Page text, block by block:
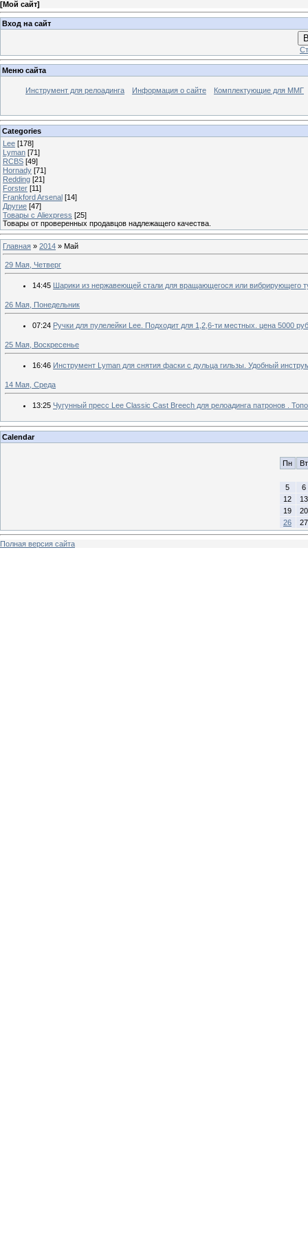
[Мой сайт]
Вход на сайт
Меню сайта
Инструмент для релоадинга Информация о сайте Комплектующие для ММГ
Categories
Lee [178]
Lyman [71]
RCBS [49]
Hornady [71]
Redding [21]
Forster [11]
Frankford Arsenal [14]
Другие [47]
Товары с Aliexpress [25]
Товары от проверенных продавцов надлежащего качества.
Главная » 2014 » Май
29 Мая, Четверг
14:45 Шарики из нержавеющей стали для вращающегося или вибрирующего
26 Мая, Понедельник
07:24 Ручки для пулелейки Lee. Подходит для 1,2,6-ти местных. цена 5000
25 Мая, Воскресенье
16:46 Инструмент Lyman для снятия фаски с дульца гильзы. Удобный
14 Мая, Среда
13:25 Чугунный пресс Lee Classic Cast Breech для релоадинга патронов .
Calendar
Пн Вт
5
6
12
13
19
20
26
27
Полная версия сайта